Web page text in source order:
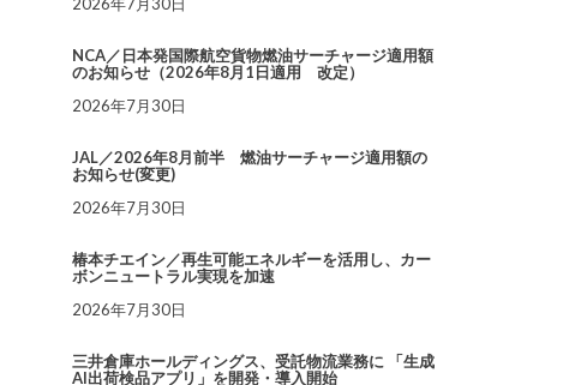
NCA／日本発国際航空貨物燃油サーチャージ適用額
のお知らせ（2026年8月1日適用 改定）
2026年7月30日
JAL／2026年8月前半 燃油サーチャージ適用額の
お知らせ(変更)
2026年7月30日
椿本チエイン／再生可能エネルギーを活用し、カー
ボンニュートラル実現を加速
2026年7月30日
三井倉庫ホールディングス、受託物流業務に 「生成
AI出荷検品アプリ」を開発・導入開始